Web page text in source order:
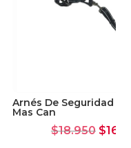
Arnés De Seguridad
Mas Can
$18.950 El
$